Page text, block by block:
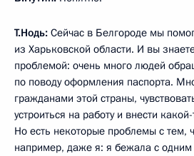
Т.Нодь: Сейчас в Белгороде мы
из Харьковской области. И вы
проблемой: очень много людей
по поводу оформления паспорта.
гражданами этой страны,
устроиться на работу и внести
Но есть некоторые проблемы с тем,
например, даже я: я бежала с одним